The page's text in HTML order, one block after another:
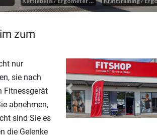
zum
nur
sie nach
Fitnessgerät
abnehmen,
sind Sie es
die Gelenke
Previous